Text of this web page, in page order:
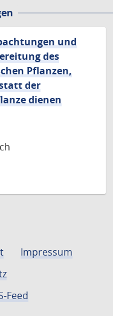
und
des
Pflanzen,
der
dienen
Impressum
Feed